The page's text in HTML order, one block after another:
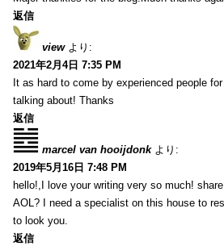
返信
view より:
2021年2月4日 7:35 PM
It as hard to come by experienced people
talking about! Thanks
返信
marcel van hooijdonk より:
2019年5月16日 7:48 PM
hello!,I love your writing very so much!
AOL? I need a specialist on this house to
to look you.
返信